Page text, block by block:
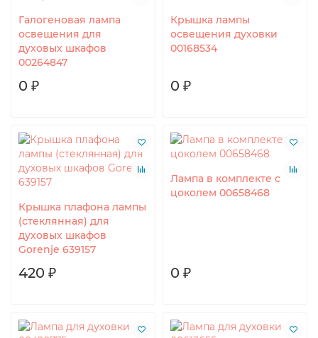
Галогеновая лампа
освещения для
духовых шкафов
00264847
0 ₽
Крышка лампы
освещения духовки
00168534
0 ₽
Крышка плафона лампы
(стеклянная) для
духовых шкафов
Gorenje 639157
420 ₽
Лампа в комплекте с
цоколем 00658468
0 ₽